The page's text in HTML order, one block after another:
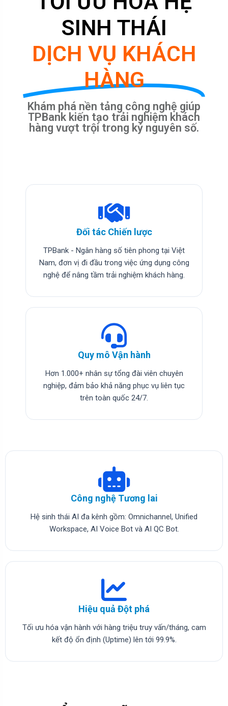
SINH THÁI
DỊCH VỤ KHÁCH
HÀNG
Khám phá nền tảng công nghệ giúp
TPBank kiến tạo trải nghiệm khách
hàng vượt trội trong kỷ nguyên số.
Đối tác Chiến lược
TPBank - Ngân hàng số tiên phong tại Việt
Nam, đơn vị đi đầu trong việc ứng dụng công
nghệ để nâng tầm trải nghiệm khách hàng.
Quy mô Vận hành
Hơn 1.000+ nhân sự tổng đài viên chuyên
nghiệp, đảm bảo khả năng phục vụ liên tục
trên toàn quốc 24/7.
Công nghệ Tương lai
Hệ sinh thái AI đa kênh gồm: Omnichannel, Unified
Workspace, AI Voice Bot và AI QC Bot.
Hiệu quả Đột phá
Tối ưu hóa vận hành với hàng triệu truy vấn/tháng, cam
kết độ ổn định (Uptime) lên tới 99.9%.